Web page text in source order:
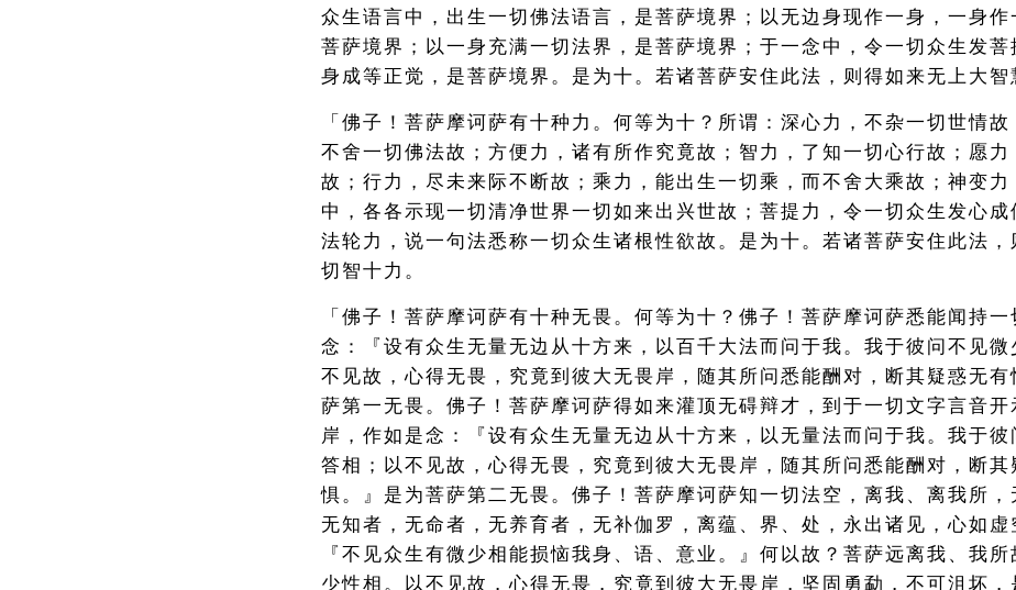
众生语言中，出生一切佛法语言，是菩萨境界；以无边身现作一身，一身作
菩萨境界；以一身充满一切法界，是菩萨境界；于一念中，令一切众生发菩
身成等正觉，是菩萨境界。是为十。若诸菩萨安住此法，则得如来无上大智
「佛子！菩萨摩诃萨有十种力。何等为十？所谓：深心力，不杂一切世情故
不舍一切佛法故；方便力，诸有所作究竟故；智力，了知一切心行故；愿力
故；行力，尽未来际不断故；乘力，能出生一切乘，而不舍大乘故；神变力
中，各各示现一切清净世界一切如来出兴世故；菩提力，令一切众生发心成
法轮力，说一句法悉称一切众生诸根性欲故。是为十。若诸菩萨安住此法，
切智十力。
「佛子！菩萨摩诃萨有十种无畏。何等为十？佛子！菩萨摩诃萨悉能闻持
念：『设有众生无量无边从十方来，以百千大法而问于我。我于彼问不见微
不见故，心得无畏，究竟到彼大无畏岸，随其所问悉能酬对，断其疑惑无有
萨第一无畏。佛子！菩萨摩诃萨得如来灌顶无碍辩才，到于一切文字言音开
岸，作如是念：『设有众生无量无边从十方来，以无量法而问于我。我于彼
答相；以不见故，心得无畏，究竟到彼大无畏岸，随其所问悉能酬对，断其
惧。』是为菩萨第二无畏。佛子！菩萨摩诃萨知一切法空，离我、离我所，
无知者，无命者，无养育者，无补伽罗，离蕴、界、处，永出诸见，心如虚
『不见众生有微少相能损恼我身、语、意业。』何以故？菩萨远离我、我
少性相。以不见故，心得无畏，究竟到彼大无畏岸，坚固勇勐，不可沮坏，